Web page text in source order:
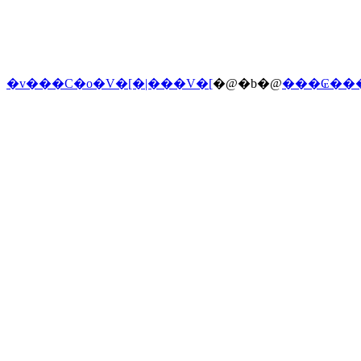
�v���C�o�V�[�|���V�[�@�b�@